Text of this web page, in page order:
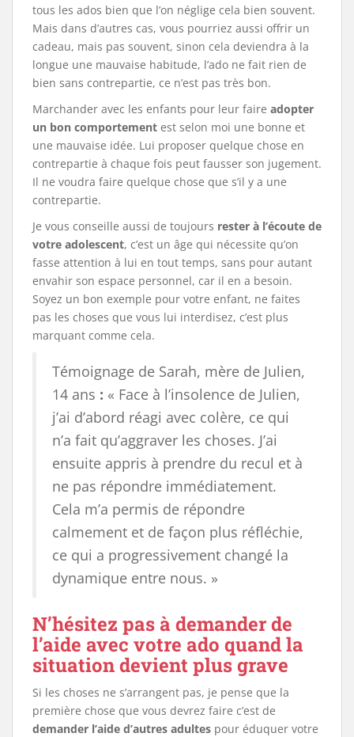
tous les ados bien que l’on néglige cela bien souvent.
Mais dans d’autres cas, vous pourriez aussi offrir un
cadeau, mais pas souvent, sinon cela deviendra à la
longue une mauvaise habitude, l’ado ne fait rien de
bien sans contrepartie, ce n’est pas très bon.
Marchander avec les enfants pour leur faire adopter
un bon comportement est selon moi une bonne et
une mauvaise idée. Lui proposer quelque chose en
contrepartie à chaque fois peut fausser son jugement.
Il ne voudra faire quelque chose que s’il y a une
contrepartie.
Je vous conseille aussi de toujours rester à l’écoute de
votre adolescent, c’est un âge qui nécessite qu’on
fasse attention à lui en tout temps, sans pour autant
envahir son espace personnel, car il en a besoin.
Soyez un bon exemple pour votre enfant, ne faites
pas les choses que vous lui interdisez, c’est plus
marquant comme cela.
Témoignage de Sarah, mère de Julien,
14 ans : « Face à l’insolence de Julien,
j’ai d’abord réagi avec colère, ce qui
n’a fait qu’aggraver les choses. J’ai
ensuite appris à prendre du recul et à
ne pas répondre immédiatement.
Cela m’a permis de répondre
calmement et de façon plus réfléchie,
ce qui a progressivement changé la
dynamique entre nous. »
N’hésitez pas à demander de
l’aide avec votre ado quand la
situation devient plus grave
Si les choses ne s’arrangent pas, je pense que la
première chose que vous devrez faire c’est de
demander l’aide d’autres adultes pour éduquer votre